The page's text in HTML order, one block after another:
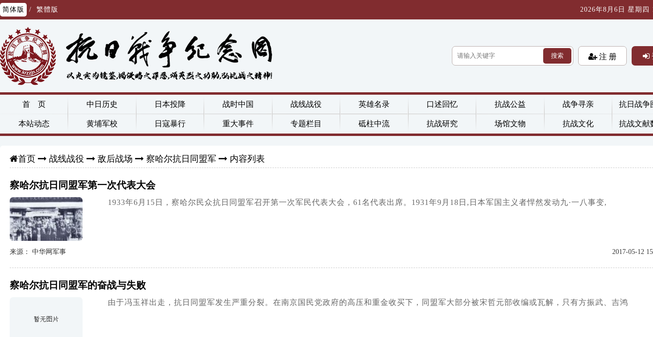
简体版 / 繁體版 2026年8月6日 星期四
搜索 注 册
首 页 中日历史 日本投降 战时中国 战线战役 英雄名录 口述回忆 抗战公益 战争寻亲 抗日战争
本站动态 黄埔军校 日寇暴行 重大事件 专题栏目 砥柱中流 抗战研究 场馆文物 抗战文化 抗战文献
首页 战线战役 敌后战场 察哈尔抗日同盟军 内容列表
察哈尔抗日同盟军第一次代表大会
1933年6月15日，察哈尔民众抗日同盟军召开第一次军民代表大会，61名代表出席。1931年9月18日,日本军国主义者悍然发动九·一八事变,
来源： 中华网军事 2017-05-12
察哈尔抗日同盟军的奋战与失败
由于冯玉祥出走，抗日同盟军发生严重分裂。在南京国民党政府的高压和重金收买下，同盟军大部分被宋哲元部收编或瓦解，只有方振武、吉鸿